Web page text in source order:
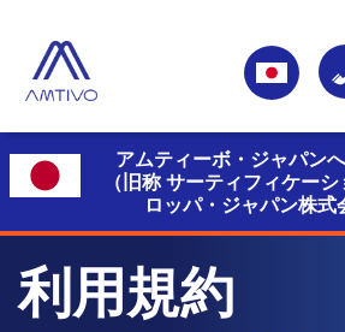
アムティーボ・ジャパン
（旧称 サーティフィケー
ロッパ・ジャパン株式
利用規約